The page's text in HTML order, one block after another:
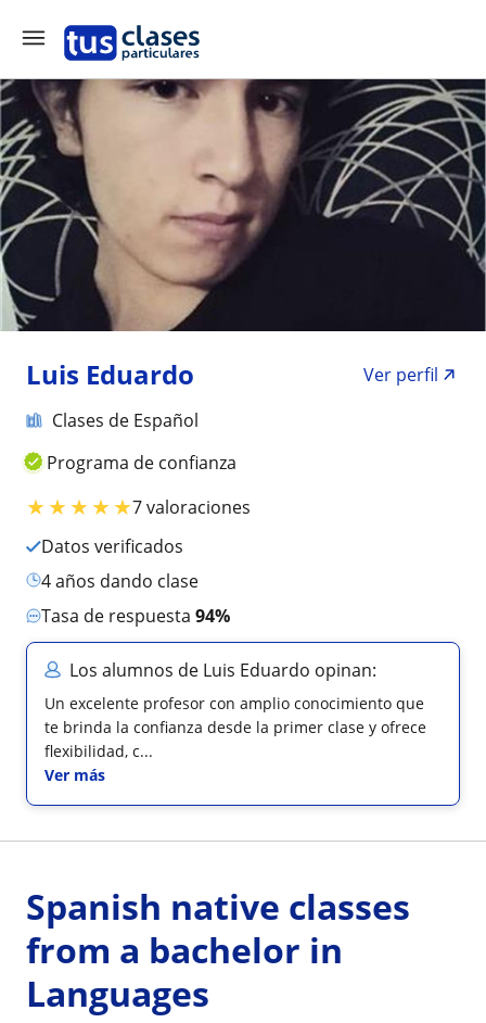
Luis Eduardo
Ver perfil
Clases de Español
Programa de confianza
★★★★★7 valoraciones
Datos verificados
4 años dando clase
Tasa de respuesta 94%
Los alumnos de Luis Eduardo opinan:
Un excelente profesor con amplio conocimiento que
te brinda la confianza desde la primer clase y ofrece
flexibilidad, c...
Ver más
Spanish native classes
from a bachelor in
Languages